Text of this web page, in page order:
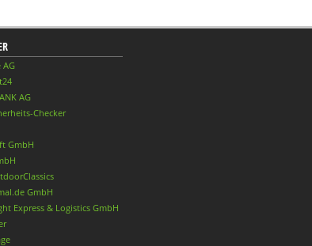
AG
AG
Checker
GmbH
GmbH
Express & Logistics GmbH